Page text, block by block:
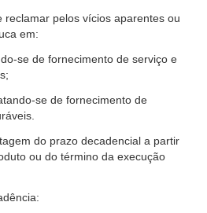
reclamar pelos vícios aparentes ou
em:
se de fornecimento de serviço e
se de fornecimento de
do prazo decadencial a partir
ou do término da execução